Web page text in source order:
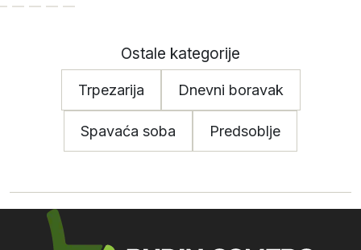
Ostale kategorije
Trpezarija Dnevni boravak
Spavaća soba Predsoblje